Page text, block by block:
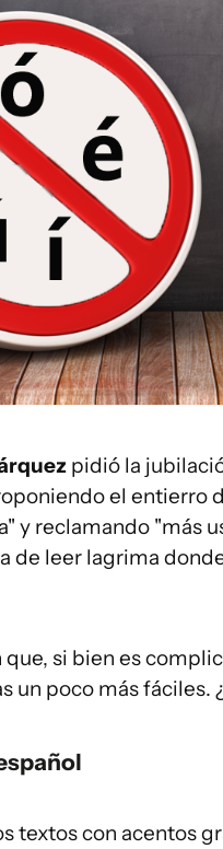
pidió la
el entierro
y reclamando "más
de leer lagrima
si bien es
un poco más fáciles.
textos con acentos